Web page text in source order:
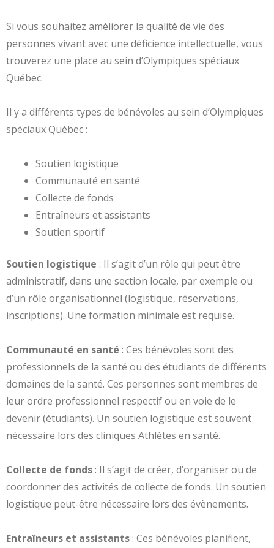
Si vous souhaitez améliorer la qualité de vie des
personnes vivant avec une déficience intellectuelle, vous
trouverez une place au sein d’Olympiques spéciaux
Québec.
Il y a différents types de bénévoles au sein d’Olympiques
spéciaux Québec :
Soutien logistique
Communauté en santé
Collecte de fonds
Entraîneurs et assistants
Soutien sportif
Soutien logistique : Il s’agit d’un rôle qui peut être
administratif, dans une section locale, par exemple ou
d’un rôle organisationnel (logistique, réservations,
inscriptions). Une formation minimale est requise.
Communauté en santé : Ces bénévoles sont des
professionnels de la santé ou des étudiants de différents
domaines de la santé. Ces personnes sont membres de
leur ordre professionnel respectif ou en voie de le
devenir (étudiants). Un soutien logistique est souvent
nécessaire lors des cliniques Athlètes en santé.
Collecte de fonds: Il s’agit de créer, d’organiser ou de
coordonner des activités de collecte de fonds. Un soutien
logistique peut-être nécessaire lors des évènements.
Entraîneurs et assistants: Ces bénévoles planifient,